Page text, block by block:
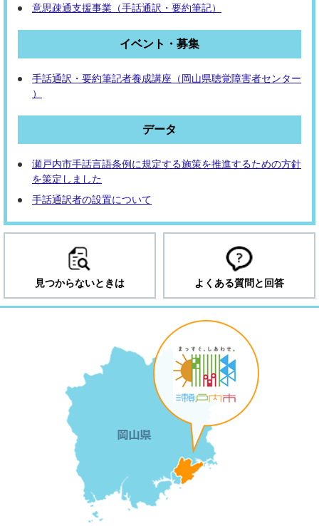
意思疎通支援事業（手話通訳・要約筆記）
イベント・募集
手話通訳・要約筆記者養成講座（岡山県聴覚障害者センター
）
データ
瀬戸内市手話言語条例に規定する施策を推進するための方針
を策定しました
手話通訳者の設置について
見つからないときは よくある質問と回答